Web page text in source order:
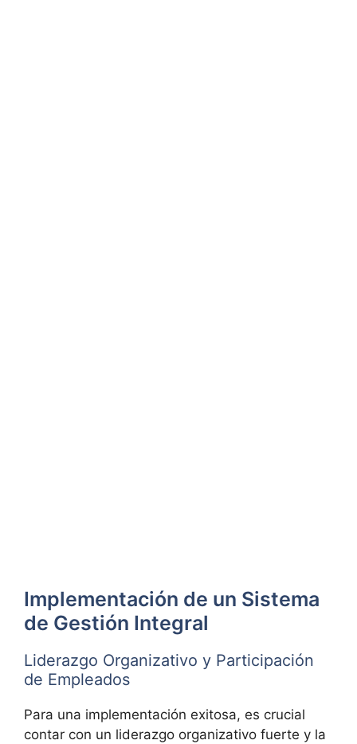
Implementación de un Sistema
de Gestión Integral
Liderazgo Organizativo y Participación
de Empleados
Para una implementación exitosa, es crucial
contar con un liderazgo organizativo fuerte y la